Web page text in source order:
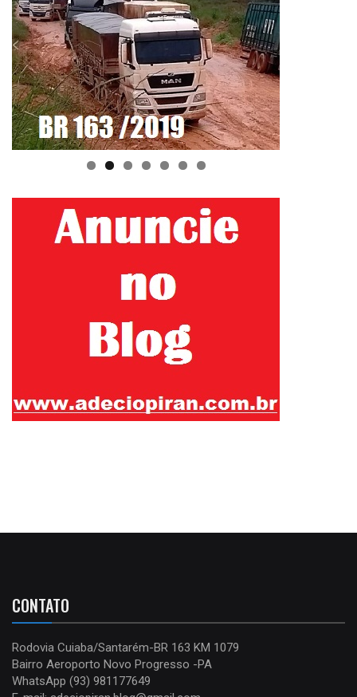
CONTATO
Rodovia Cuiaba/Santarém-BR 163 KM 1079
Bairro Aeroporto Novo Progresso -PA
WhatsApp (93) 981177649